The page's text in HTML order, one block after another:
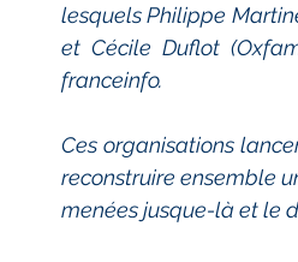
lesquels Philippe
et Cécile Duflot
franceinfo.
Ces organisations
reconstruire ensemble
menées jusque-là et le